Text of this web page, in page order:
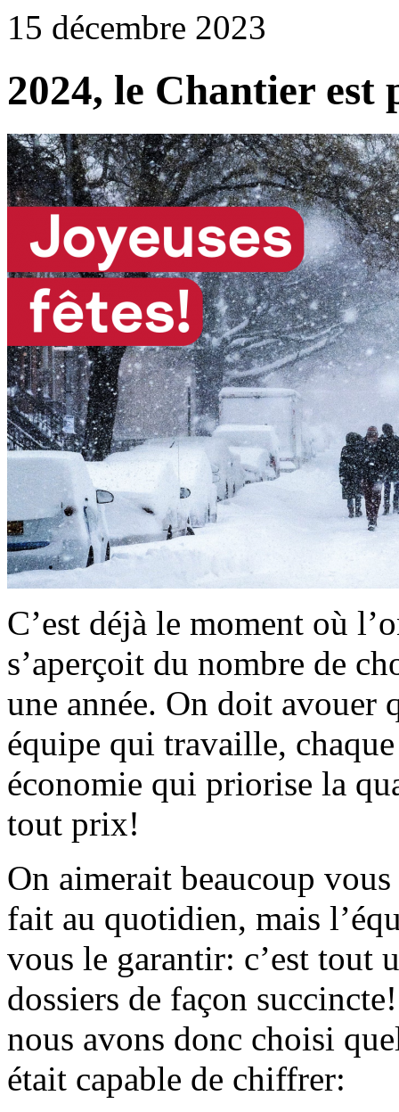
15 décembre 2023
2024, le Chantier est
C’est déjà le moment où
s’aperçoit du nombre de
une année. On doit avouer
équipe qui travaille,
économie qui priorise la
tout prix!
On aimerait beaucoup
fait au quotidien, mais
vous le garantir: c’est tout
dossiers de façon
nous avons donc choisi
était capable de chiffrer: